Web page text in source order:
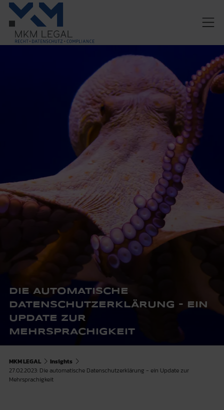
DIE AUTOMATISCHE
DATENSCHUTZERKLÄRUNG - EIN
UPDATE ZUR
MEHRSPRACHIGKEIT
MKM LEGAL
Insights
27.02.2023: Die automatische Datenschutzerklärung - ein Update zur
Mehrsprachigkeit